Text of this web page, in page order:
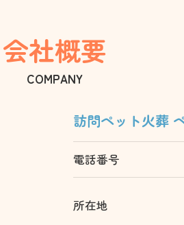
会社概要
COMPANY
訪問ペット火葬
電話番号
所在地